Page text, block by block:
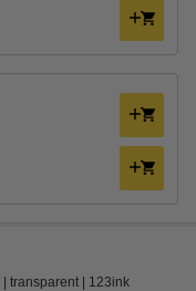
transparent 123ink